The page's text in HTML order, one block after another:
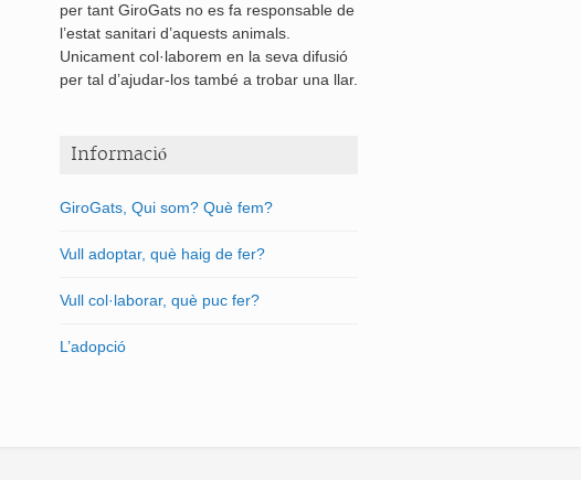
per tant GiroGats no es fa responsable de
l’estat sanitari d’aquests animals.
Unicament col·laborem en la seva difusió
per tal d’ajudar-los també a trobar una llar.
Informació
GiroGats, Qui som? Què fem?
Vull adoptar, què haig de fer?
Vull col·laborar, què puc fer?
L’adopció